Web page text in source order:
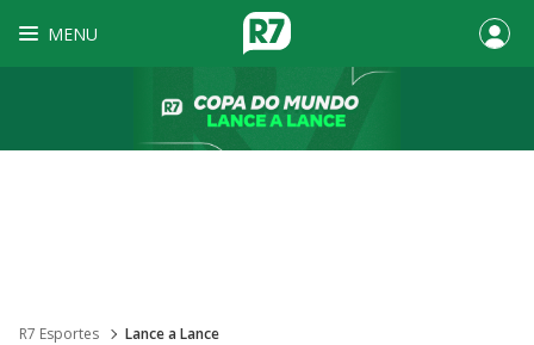
MENU
R7 Esportes Lance a Lance